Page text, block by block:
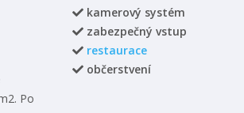
Po
kamerový systém
zabezpečný vstup
restaurace
občerstvení